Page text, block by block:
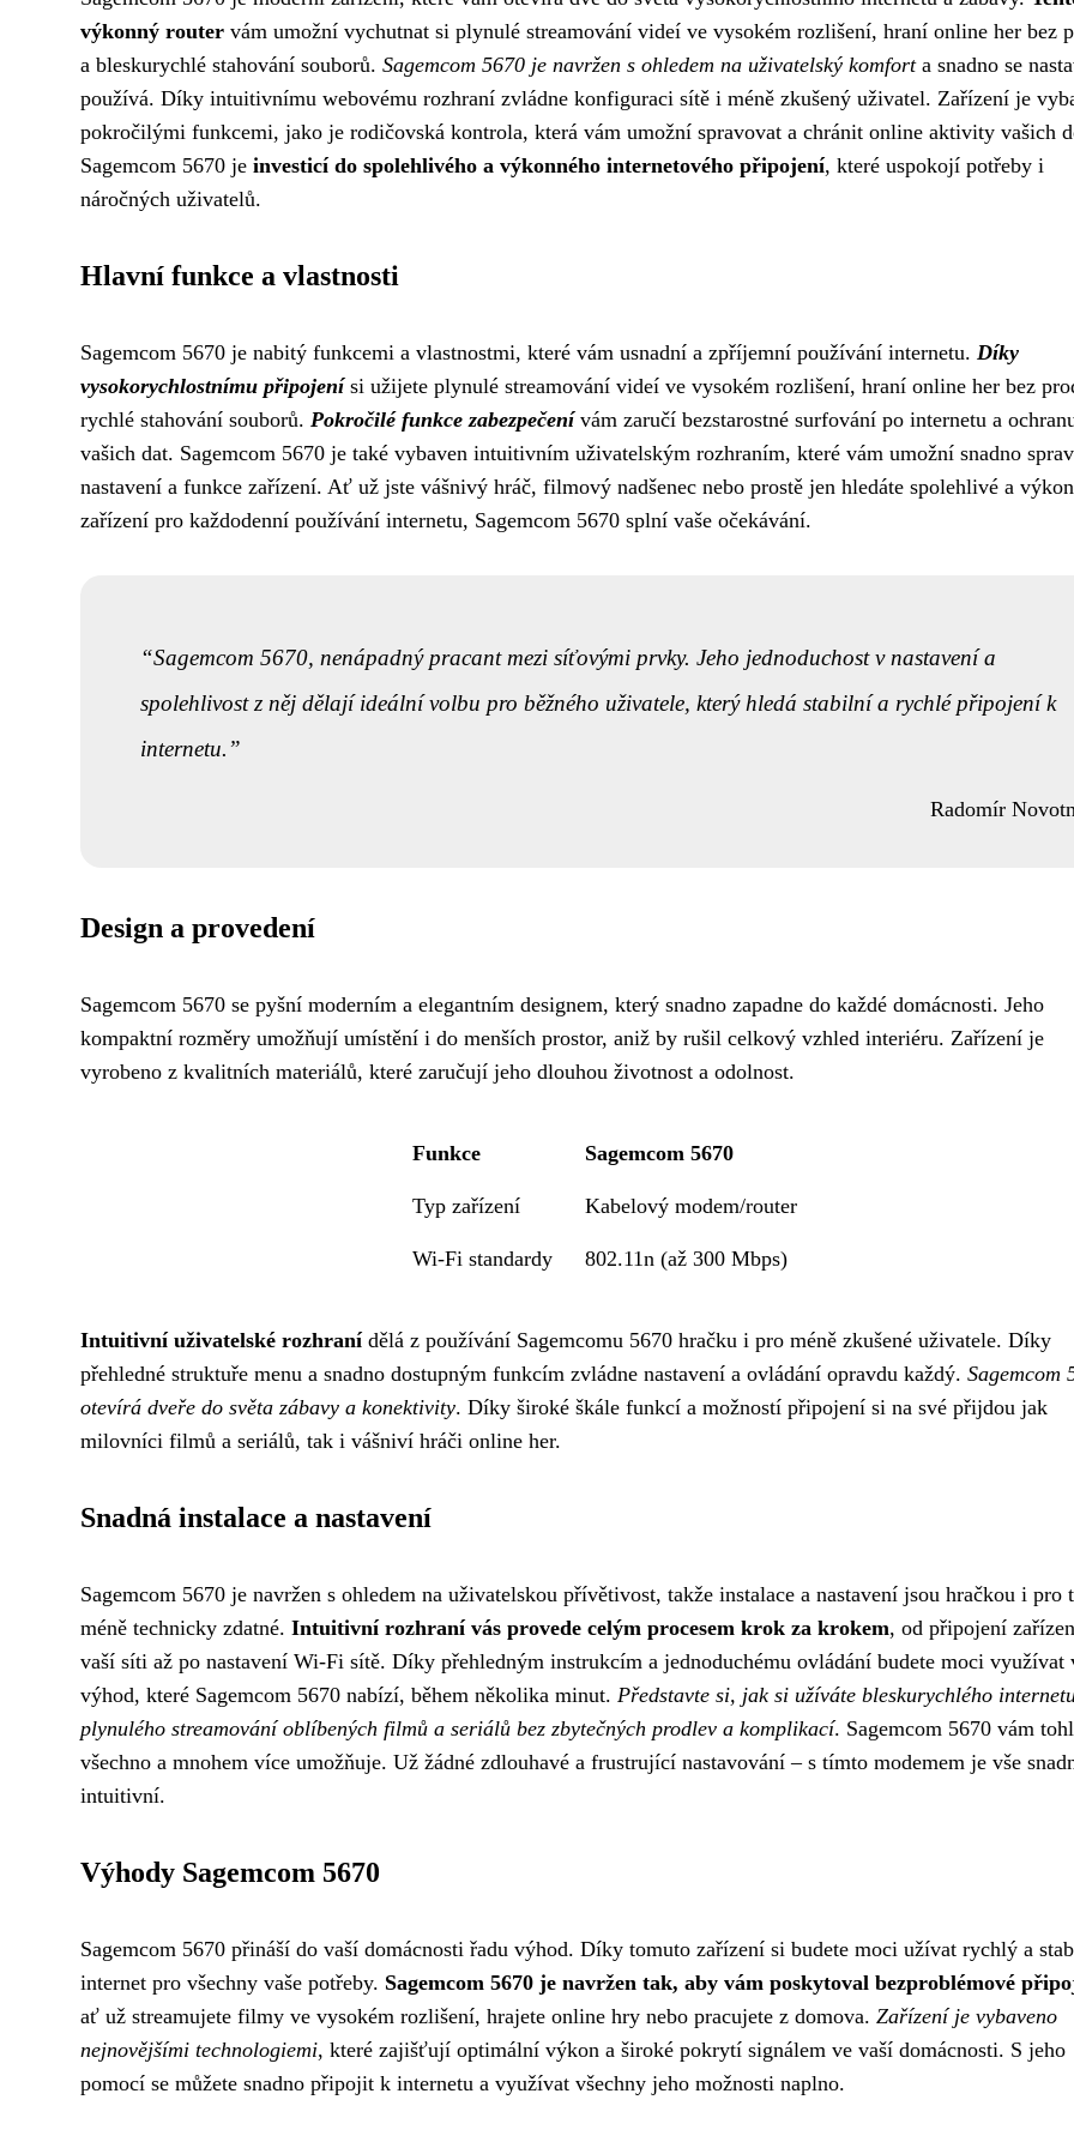
výkonný router vám umožní vychutnat si plynulé streamování videí ve vysokém rozlišení, hraní online her bez
a bleskurychlé stahování souborů. Sagemcom 5670 je navržen s ohledem na uživatelský komforta snadno se
používá. Díky intuitivnímu webovému rozhraní zvládne konfiguraci sítě i méně zkušený uživatel. Zařízení je
pokročilými funkcemi, jako je rodičovská kontrola, která vám umožní spravovat a chránit online aktivity vašich
Sagemcom 5670 je investicí do spolehlivého a výkonného internetového připojení, které uspokojí potřeby i
náročných uživatelů.
Hlavní funkce a vlastnosti
Sagemcom 5670 je nabitý funkcemi a vlastnostmi, které vám usnadní a zpříjemní používání internetu. Díky
vysokorychlostnímu připojenísi užijete plynulé streamování videí ve vysokém rozlišení, hraní online her bez
rychlé stahování souborů. Pokročilé funkce zabezpečenívám zaručí bezstarostné surfování po internetu a
vašich dat. Sagemcom 5670 je také vybaven intuitivním uživatelským rozhraním, které vám umožní snadno
nastavení a funkce zařízení. Ať už jste vášnivý hráč, filmový nadšenec nebo prostě jen hledáte spolehlivé a
zařízení pro každodenní používání internetu, Sagemcom 5670 splní vaše očekávání.
Sagemcom 5670, nenápadný pracant mezi síťovými prvky. Jeho jednoduchost v nastavení a
spolehlivost z něj dělají ideální volbu pro běžného uživatele, který hledá stabilní a rychlé připojení k
internetu.
Radomír
Design a provedení
Sagemcom 5670 se pyšní moderním a elegantním designem, který snadno zapadne do každé domácnosti. Jeho
kompaktní rozměry umožňují umístění i do menších prostor, aniž by rušil celkový vzhled interiéru. Zařízení je
vyrobeno z kvalitních materiálů, které zaručují jeho dlouhou životnost a odolnost.
Funkce Sagemcom 5670
Typ zařízení Kabelový modem/router
Wi-Fi standardy 802.11n (až 300 Mbps)
Intuitivní uživatelské rozhranídělá z používání Sagemcomu 5670 hračku i pro méně zkušené uživatele. Díky
přehledné struktuře menu a snadno dostupným funkcím zvládne nastavení a ovládání opravdu každý. Sagemcom
otevírá dveře do světa zábavy a konektivity. Díky široké škále funkcí a možností připojení si na své přijdou jak
milovníci filmů a seriálů, tak i vášniví hráči online her.
Snadná instalace a nastavení
Sagemcom 5670 je navržen s ohledem na uživatelskou přívětivost, takže instalace a nastavení jsou hračkou i pro
méně technicky zdatné. Intuitivní rozhraní vás provede celým procesem krok za krokem, od připojení
vaší síti až po nastavení Wi-Fi sítě. Díky přehledným instrukcím a jednoduchému ovládání budete moci využívat
výhod, které Sagemcom 5670 nabízí, během několika minut. Představte si, jak si užíváte bleskurychlého
plynulého streamování oblíbených filmů a seriálů bez zbytečných prodlev a komplikací. Sagemcom 5670 vám
všechno a mnohem více umožňuje. Už žádné zdlouhavé a frustrující nastavování – s tímto modemem je vše
intuitivní.
Výhody Sagemcom 5670
Sagemcom 5670 přináší do vaší domácnosti řadu výhod. Díky tomuto zařízení si budete moci užívat rychlý a
internet pro všechny vaše potřeby. Sagemcom 5670 je navržen tak, aby vám poskytoval bezproblémové
ať už streamujete filmy ve vysokém rozlišení, hrajete online hry nebo pracujete z domova. Zařízení je vybaveno
nejnovějšími technologiemi, které zajišťují optimální výkon a široké pokrytí signálem ve vaší domácnosti. S jeho
pomocí se můžete snadno připojit k internetu a využívat všechny jeho možnosti naplno.